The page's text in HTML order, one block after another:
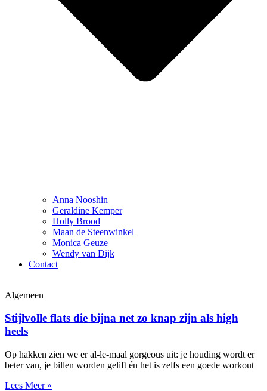
Anna Nooshin
Geraldine Kemper
Holly Brood
Maan de Steenwinkel
Monica Geuze
Wendy van Dijk
Contact
Algemeen
Stijlvolle flats die bijna net zo knap zijn als high
heels
Op hakken zien we er al-le-maal gorgeous uit: je houding wordt er
beter van, je billen worden gelift én het is zelfs een goede workout
Lees Meer »